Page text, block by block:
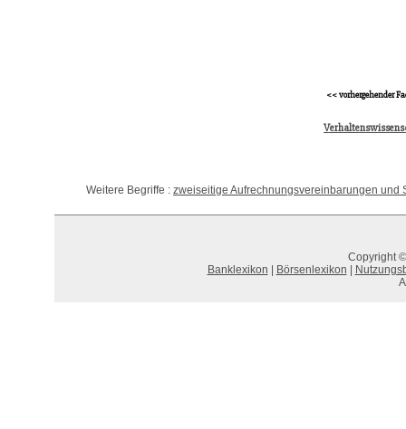
<< vorhergehender
Weitere Begriffe : zweiseitige Aufrechnungsvereinbarungen und
Copyright
Banklexikon
Börsenlexikon